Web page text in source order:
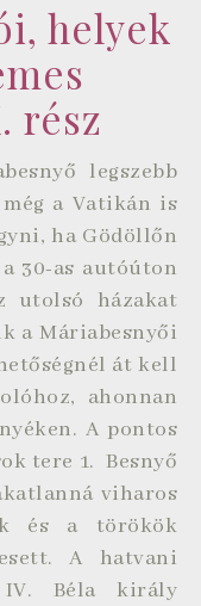
helyek
rész
a Vatikán is
ha Gödöllőn
30-as autóúton
utolsó házakat
a Máriabesnyői
át kell
ahonnan
A pontos
tere 1. Besnyő
viharos
és a törökök
A hatvani
IV. Béla király